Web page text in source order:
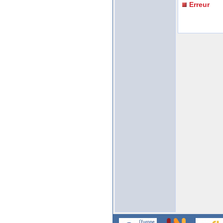
Erreur